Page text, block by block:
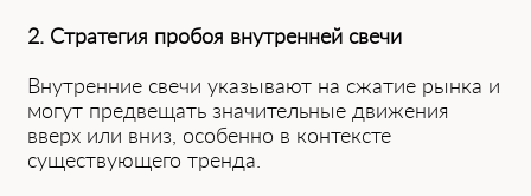
2. Стратегия пробоя внутренней свечи
Внутренние свечи указывают на сжатие рынка и
могут предвещать значительные движения
вверх или вниз, особенно в контексте
существующего тренда.